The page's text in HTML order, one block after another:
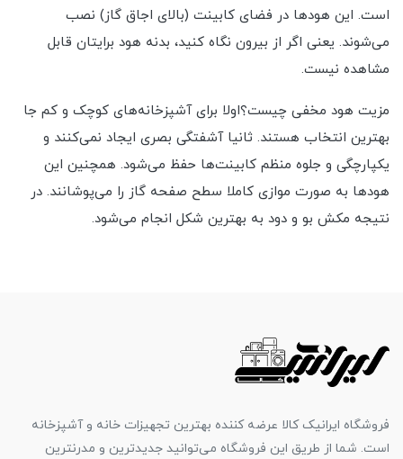
است. این هودها در فضای کابینت (بالای اجاق گاز) نصب
می‌شوند. یعنی اگر از بیرون نگاه کنید، بدنه هود برایتان قابل
مشاهده نیست.
مزیت هود مخفی چیست؟اولا برای آشپزخانه‌های کوچک و کم جا
بهترین انتخاب هستند. ثانیا آشفتگی بصری ایجاد نمی‌کنند و
یکپارچگی و جلوه منظم کابینت‌ها حفظ می‌شود. همچنین این
هودها به صورت موازی کاملا سطح صفحه گاز را می‌پوشانند. در
نتیجه مکش بو و دود به بهترین شکل انجام می‌شود.
فروشگاه ایرانیک کالا عرضه کننده بهترین تجهیزات خانه و آشپزخانه
است. شما از طریق این فروشگاه می‌توانید جدیدترین و مدرنترین